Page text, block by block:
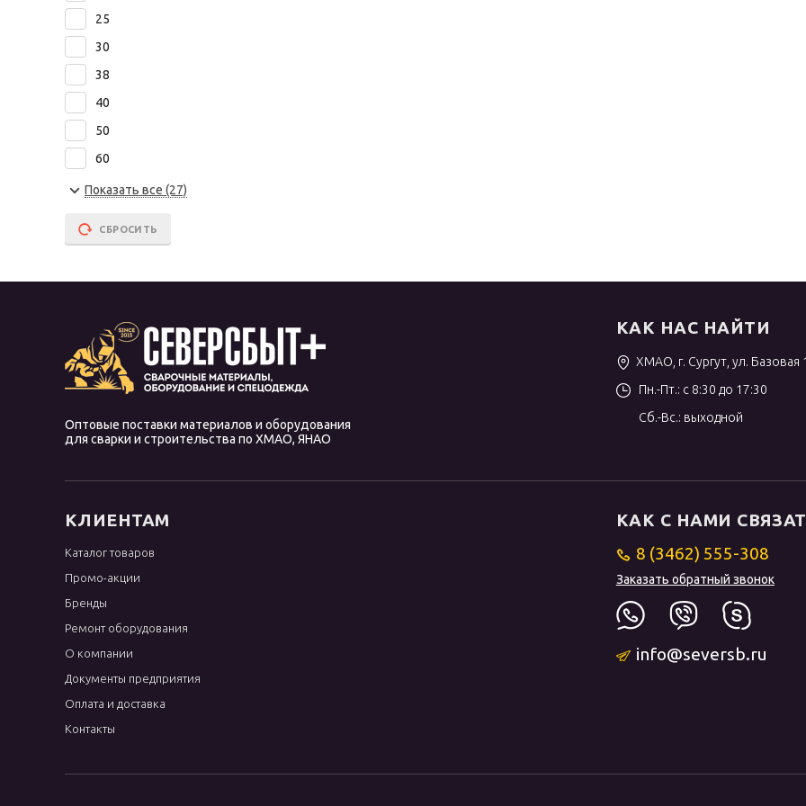
25
30
38
40
50
60
63
70
100
110
120
175
180
200
250
300
Показать все (27)
СБРОСИТЬ
Оптовые поставки материалов и оборудования
для сварки и строительства по ХМАО, ЯНАО
КАК НАС НАЙТИ
ХМАО, г. Сургут, ул. Базовая
Пн.-Пт.: с 8:30 до 17:30
Сб.-Вс.: выходной
КЛИЕНТАМ
Каталог товаров
Промо-акции
Бренды
Ремонт оборудования
О компании
Документы предприятия
Оплата и доставка
Контакты
КАК С НАМИ
8 (3462) 555-308
Заказать обратный звонок
info@seversb.ru